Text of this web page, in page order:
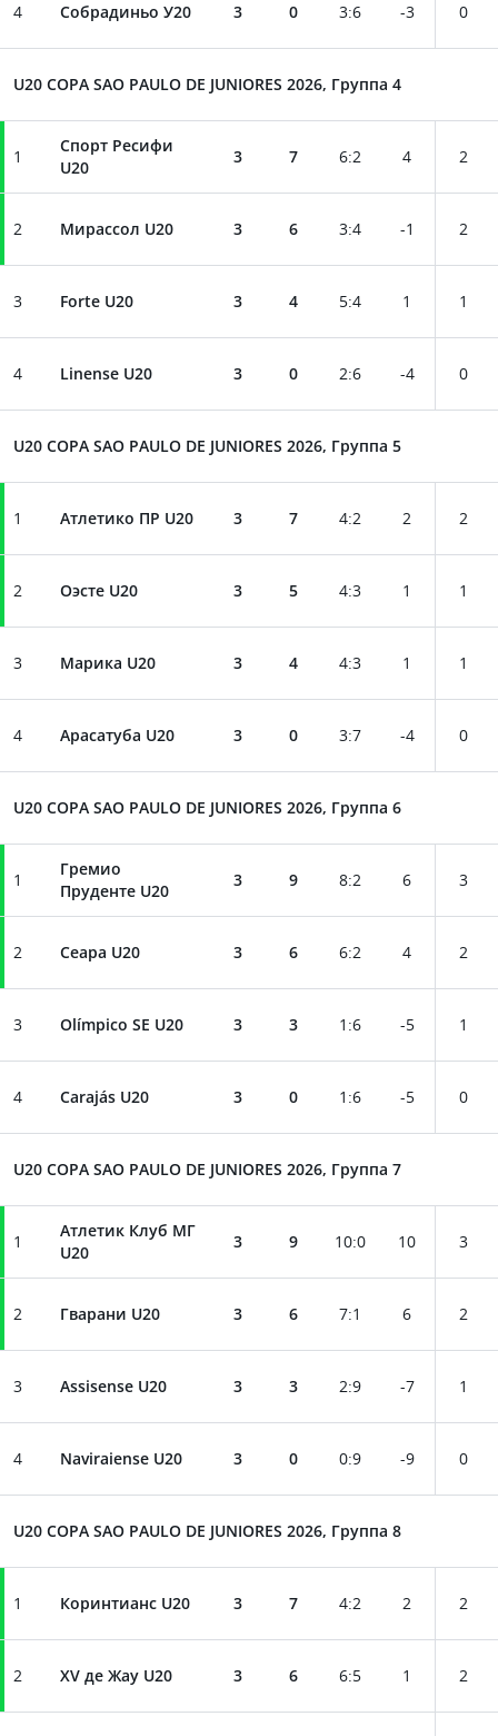
4 Собрадиньо У20 3 0 3:6 -3 0
U20 COPA SAO PAULO DE JUNIORES 2026, Группа 4
1
Спорт Ресифи
U20
3 7 6:2 4 2
2 Мирассол U20 3 6 3:4 -1 2
3 Forte U20 3 4 5:4 1 1
4 Linense U20 3 0 2:6 -4 0
U20 COPA SAO PAULO DE JUNIORES 2026, Группа 5
1 Атлетико ПР U20 3 7 4:2 2 2
2 Оэсте U20 3 5 4:3 1 1
3 Марика U20 3 4 4:3 1 1
4 Арасатуба U20 3 0 3:7 -4 0
U20 COPA SAO PAULO DE JUNIORES 2026, Группа 6
1
Гремио
Пруденте U20
3 9 8:2 6 3
2 Сеара U20 3 6 6:2 4 2
3 Olímpico SE U20 3 3 1 :6 -5 1
4 Carajás U20 3 0 1 :6 -5 0
U20 COPA SAO PAULO DE JUNIORES 2026, Группа 7
1
Атлетик Клуб МГ
U20
3 9 10:0 10 3
2 Гварани U20 3 6 7:1 6 2
3 Assisense U20 3 3 2:9 -7 1
4 Naviraiense U20 3 0 0:9 -9 0
U20 COPA SAO PAULO DE JUNIORES 2026, Группа 8
1 Коринтианс U20 3 7 4:2 2 2
2 XV де Жау U20 3 6 6:5 1 2